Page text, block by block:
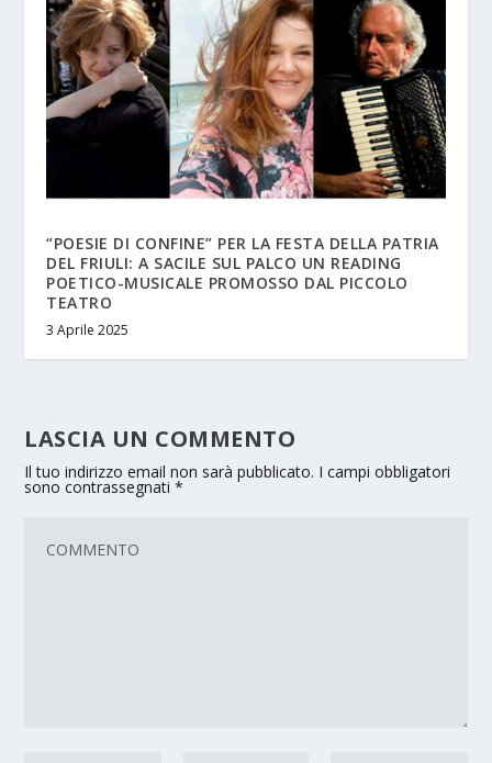
“POESIE DI CONFINE” PER LA FESTA DELLA PATRIA
DEL FRIULI: A SACILE SUL PALCO UN READING
POETICO-MUSICALE PROMOSSO DAL PICCOLO
TEATRO
3 Aprile 2025
LASCIA UN COMMENTO
Il tuo indirizzo email non sarà pubblicato. I campi obbligatori
sono contrassegnati*